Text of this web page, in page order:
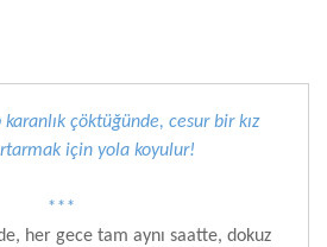
karanlık çöktüğünde, cesur bir kız
için yola koyulur!
***
her gece tam aynı saatte, dokuz